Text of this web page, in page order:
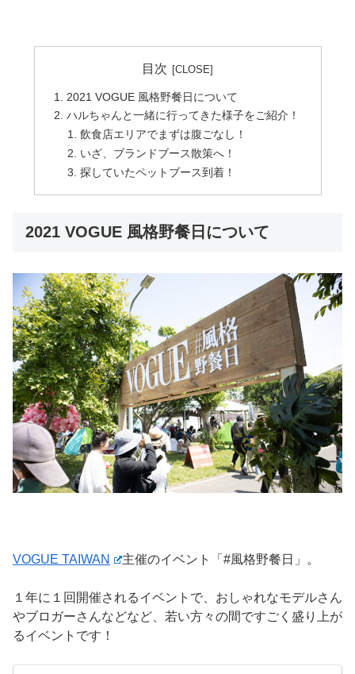
目次
2021 VOGUE 風格野餐日について
ハルちゃんと一緒に行ってきた様子をご紹介！
飲食店エリアでまずは腹ごなし！
いざ、ブランドブース散策へ！
探していたペットブース到着！
2021 VOGUE 風格野餐日について
VOGUE TAIWAN 主催のイベント「#風格野餐日」。
１年に１回開催されるイベントで、おしゃれなモデルさん
やブロガーさんなどなど、若い方々の間ですごく盛り上が
るイベントです！